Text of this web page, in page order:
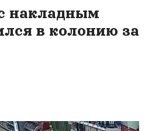
накладным
в колонию за